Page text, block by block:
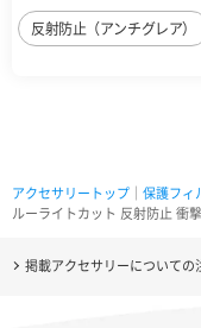
反射防止（アンチグレア）
アクセサリートップ 保護フィ
ルーライトカット 反射防止 衝
掲載アクセサリーについての